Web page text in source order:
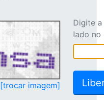
[trocar imagem]
Digite
lado no